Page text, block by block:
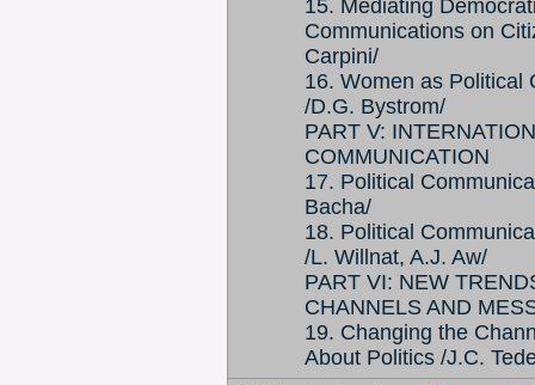
15. Mediating
Communications on
Carpini/
16. Women as Political
/D.G. Bystrom/
PART V:
COMMUNICATION
17. Political
Bacha/
18. Political
/L. Willnat, A.J. Aw/
PART VI: NEW
CHANNELS AND
19. Changing the
About Politics /J.C.